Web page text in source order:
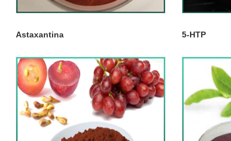
Astaxantina 5-HTP